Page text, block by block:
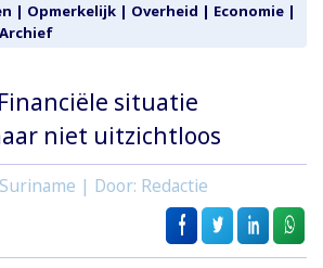
| Opmerkelijk | Overheid | Economie |
Archief
situatie
niet uitzichtloos
| Door: Redactie